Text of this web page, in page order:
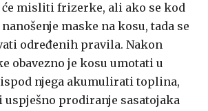
misliti frizerke, ali ako se kod
maske na kosu, tada se
određenih pravila. Nakon
obavezno je kosu umotati u
njega akumulirati toplina,
uspješno prodiranje sasatojaka